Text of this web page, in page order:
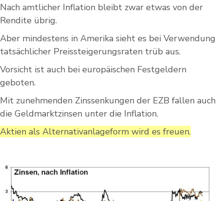
Nach amtlicher Inflation bleibt zwar etwas von der
Rendite übrig.
Aber mindestens in Amerika sieht es bei Verwendung
tatsächlicher Preissteigerungsraten trüb aus.
Vorsicht ist auch bei europäischen Festgeldern
geboten.
Mit zunehmenden Zinssenkungen der EZB fallen auch
die Geldmarktzinsen unter die Inflation.
Aktien als Alternativanlageform wird es freuen.